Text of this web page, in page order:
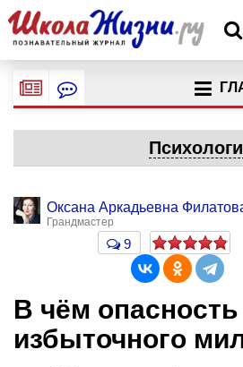
Оксана Аркадьевна
Грандмастер
9
В чём опасность
избыточного